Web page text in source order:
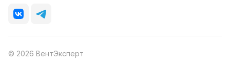
© 2026 ВентЭксперт